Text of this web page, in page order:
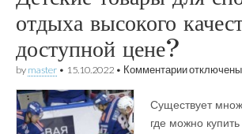
отдыха высокого
доступной цене?
by master • 15.10.2022 • Комментариик
товары
для
отключены
Существует
где можно